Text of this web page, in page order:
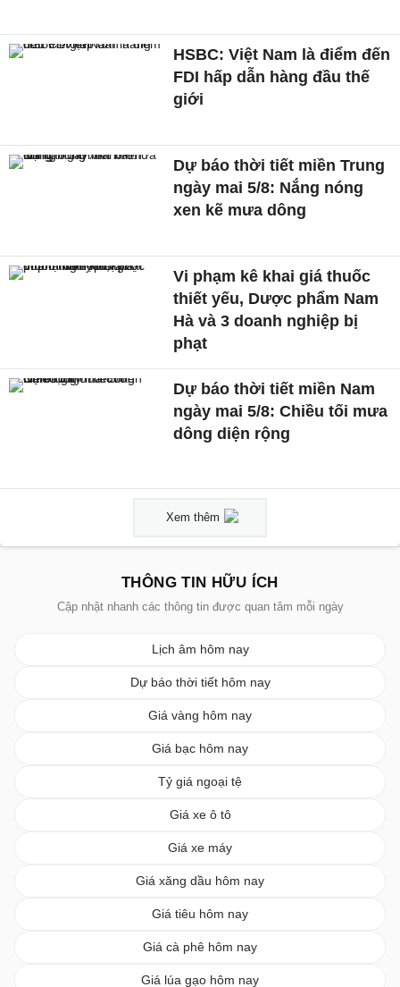
HSBC: Việt Nam là điểm đến
FDI hấp dẫn hàng đầu thế
giới
Dự báo thời tiết miền Trung
ngày mai 5/8: Nắng nóng
xen kẽ mưa dông
Vi phạm kê khai giá thuốc
thiết yếu, Dược phẩm Nam
Hà và 3 doanh nghiệp bị
phạt
Dự báo thời tiết miền Nam
ngày mai 5/8: Chiều tối mưa
dông diện rộng
Xem thêm
THÔNG TIN HỮU ÍCH
Cập nhật nhanh các thông tin được quan tâm mỗi ngày
Lịch âm hôm nay
Dự báo thời tiết hôm nay
Giá vàng hôm nay
Giá bạc hôm nay
Tỷ giá ngoại tệ
Giá xe ô tô
Giá xe máy
Giá xăng dầu hôm nay
Giá tiêu hôm nay
Giá cà phê hôm nay
Giá lúa gạo hôm nay